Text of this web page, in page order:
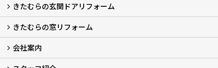
玄関ドアリフォーム
玄関引戸リフォーム
勝手口ドアリフォーム
窓リフォーム
きたむらの玄関ドアリフォーム
玄関ドアリフォームについて
リシェントについて (23)
・玄関ドアバリエーション (52)
・玄関引戸バリエーション (44)
・勝手口ドアバリエーション (11)
安心の自社施工
無料点検
保証について
価格について
概算見積について (2)
きたむらの窓リフォーム
窓リフォームについて (5)
・内窓設置-LIXILインプラス
・内窓設置-AGCまどまど
・窓交換
・エコガラス交換
・防犯・防災ガラス交換
会社案内